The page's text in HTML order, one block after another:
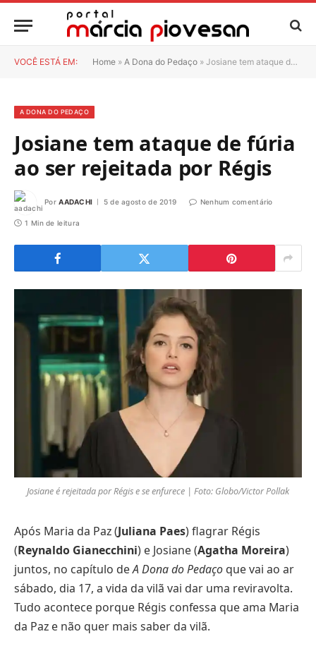
VOCÊ ESTÁ EM: Home » A Dona do Pedaço » Josiane tem ataque de fúria ao ser rejeitada por Régis
A DONA DO PEDAÇO
Josiane tem ataque de fúria
ao ser rejeitada por Régis
Por AADACHI 5 de agosto de 2019 Nenhum comentário
1 Min de leitura
Josiane é rejeitada por Régis e se enfurece | Foto: Globo/Victor Pollak
Após Maria da Paz (Juliana Paes) flagrar Régis
(Reynaldo Gianecchini) e Josiane (Agatha Moreira)
juntos, no capítulo deA Dona do Pedaço que vai ao ar
sábado, dia 17, a vida da vilã vai dar uma reviravolta.
Tudo acontece porque Régis confessa que ama Maria
da Paz e não quer mais saber da vilã.